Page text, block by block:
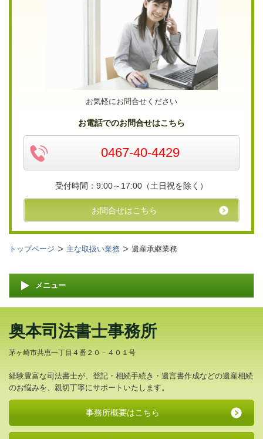
お気軽にお問合せください
お電話でのお問合せはこちら
0467-40-4429
受付時間：9:00～17:00（土日祝を除く）
お問合せはこちら
トップページ 主な取扱い業務 遺産承継業務
メニュー
奥本司法書士事務所
茅ヶ崎市共恵一丁目４番２０－４０１号
経験豊富な司法書士が、登記・相続手続き・遺言書作成などの遺産相続
のお悩みを、親切丁寧にサポートいたします。
事務所概要はこちら